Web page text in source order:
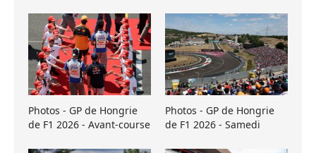
Photos - GP de Hongrie
de F1 2026 - Avant-course
Photos - GP de Hongrie
de F1 2026 - Samedi